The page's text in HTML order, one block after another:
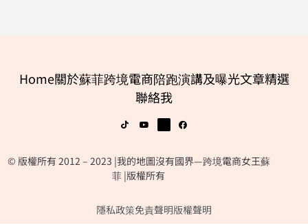
Home關於蘇菲跨境電商陪跑演講及曝光文章精選
聯絡我
© 版權所有 2012 – 2023 |我的地圖沒有國界—跨境電商女王蘇
菲 |版權所有
隱私政策免責聲明版權聲明